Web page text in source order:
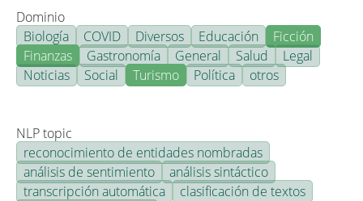
Dominio
Biología
COVID Diversos Educación
Ficción
Finanzas
Gastronomía General Salud
Legal
Noticias
Social Turismo Política otros
NLP topic
reconocimiento de entidades nombradas
análisis de sentimiento
análisis sintáctico
transcripción automática
clasificación de textos